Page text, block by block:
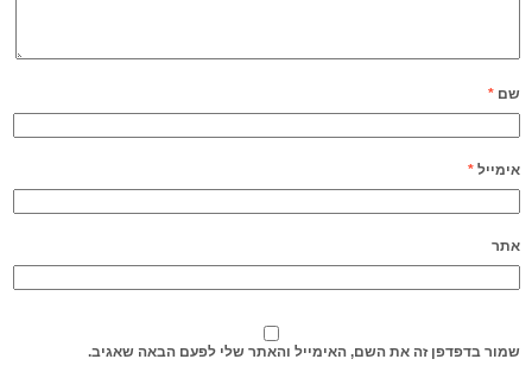
שם *
אימייל *
אתר
שמור בדפדפן זה את השם, האימייל והאתר שלי לפעם הבאה שאגיב.